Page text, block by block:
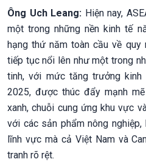
Ông Uch Leang: Hiện nay,
một trong những nền kinh tế
hạng thứ năm toàn cầu về quy
tiếp tục nổi lên như một trong
tinh, với mức tăng trưởng
2025, được thúc đẩy mạnh
xanh, chuỗi cung ứng khu vực
với các sản phẩm nông nghiệp,
lĩnh vực mà cả Việt Nam và
tranh rõ rệt.